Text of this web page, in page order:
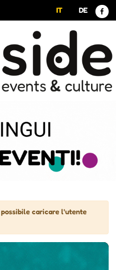
IT DE
caricare l'utente